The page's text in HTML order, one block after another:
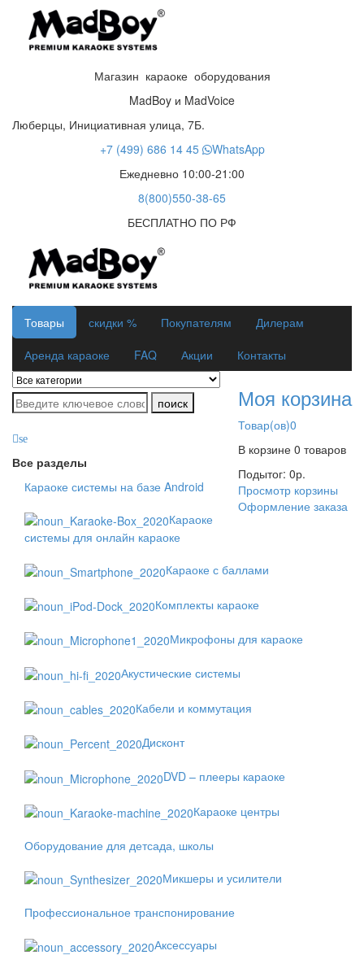
Магазин караоке оборудования
MadBoy и MadVoice
Люберцы, Инициативная улица, 7Б.
+7 (499) 686 14 45
WhatsApp
Ежедневно 10:00-21:00
8(800)550-38-65
БЕСПЛАТНО ПО РФ
Товары скидки % Покупателям
Дилерам
Аренда караоке
FAQ Акции Контакты
Моя корзина
Товар(ов)0
В корзине 0 товаров
Подытог: 0р.
Просмотр корзины
Оформление заказа
поиск
se
Все разделы
Караоке системы на базе Android
Караоке
системы для онлайн караоке
Караоке с баллами
Комплекты караоке
Микрофоны для караоке
Акустические системы
Кабели и коммутация
Дисконт
DVD – плееры караоке
Караоке центры
Оборудование для детсада, школы
Микшеры и усилители
Профессиональное транспонирование
Аксессуары